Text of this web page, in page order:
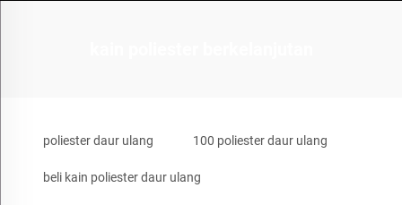
poliester daur ulang 100 poliester daur ulang
beli kain poliester daur ulang